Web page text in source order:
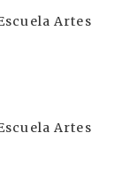
Artes
Artes